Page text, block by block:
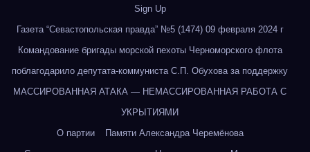
Sign Up
Газета “Севастопольская правда” №5 (1474) 09 февраля 2024 г
Командование бригады морской пехоты Черноморского флота
поблагодарило депутата-коммуниста С.П. Обухова за поддержку
МАССИРОВАННАЯ АТАКА — НЕМАССИРОВАННАЯ РАБОТА С
УКРЫТИЯМИ
О партии
Памяти Александра Черемёнова